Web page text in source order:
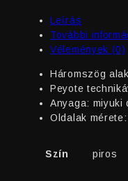
Leírás
További
Vélemények (0)
Háromszög
Peyote
Anyaga: miyuki
Oldalak mérete:
Szín piros